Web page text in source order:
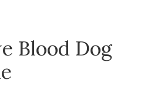
Blood Dog